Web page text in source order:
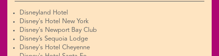
Disneyland Hotel
Disney's Hotel New York
Disney's Newport Bay Club
Disney’s Sequoia Lodge
Disney's Hotel Cheyenne